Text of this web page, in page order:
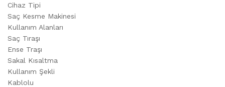
Cihaz Tipi
Saç Kesme Makinesi
Kullanım Alanları
Saç Tıraşı
Ense Traşı
Sakal Kısaltma
Kullanım Şekli
Kablolu